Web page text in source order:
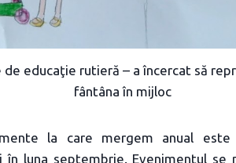
educaţie rutieră – a încercat să
fântâna în mijloc
la care mergem anual
în luna septembrie. Evenimentul